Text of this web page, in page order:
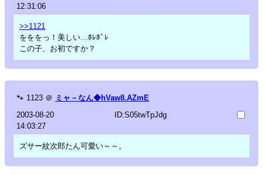
12:31:06
>>1121
をををっ！美しい…ﾎﾚﾎﾞﾚ
この子、お初ですか？
🐾 1123 ＠ ミャ－なん◆hVaw8.AZmE
2003-08-20
14:03:27
ID:S05twTpJdg
ズサー紋次郎たん可愛い～～。